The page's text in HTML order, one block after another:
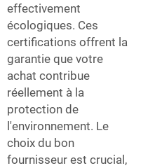
effectivement
écologiques. Ces
certifications offrent la
garantie que votre
achat contribue
réellement à la
protection de
l'environnement. Le
choix du bon
fournisseur est crucial,